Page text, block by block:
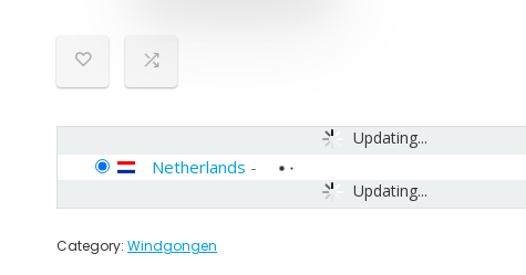
Updating...
Updating...
Netherlands -
Category: Windgongen